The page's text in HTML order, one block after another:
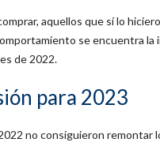
aquellos que sí lo
se encuentra
de 2022.
para 2023
no consiguieron remontar